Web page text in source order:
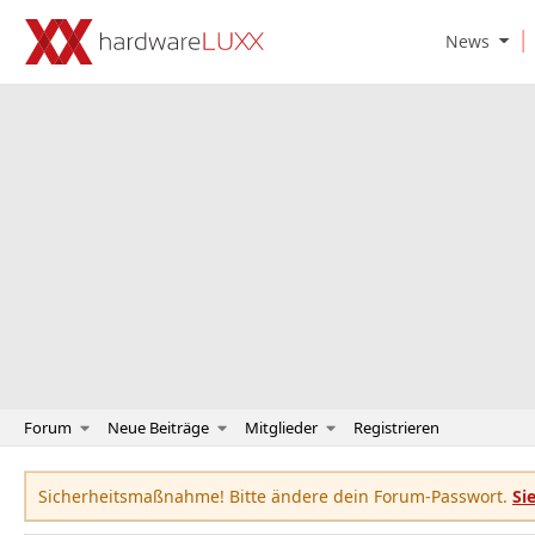
News O
Forum Neue Beiträge Mitglieder Registrieren
Sicherheitsmaßnahme! Bitte ändere dein Forum-Passwort.